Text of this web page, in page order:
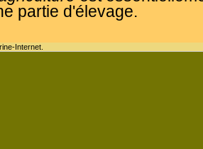
partie d'élevage.
Internet.